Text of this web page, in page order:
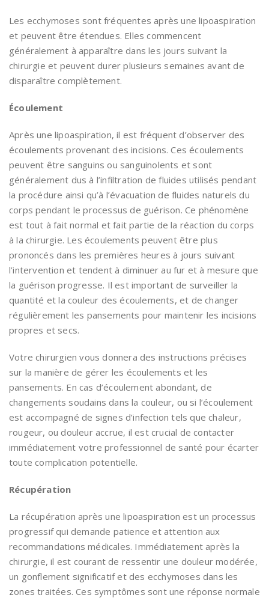
Les ecchymoses sont fréquentes après une lipoaspiration
et peuvent être étendues. Elles commencent
généralement à apparaître dans les jours suivant la
chirurgie et peuvent durer plusieurs semaines avant de
disparaître complètement.
Écoulement
Après une lipoaspiration, il est fréquent d’observer des
écoulements provenant des incisions. Ces écoulements
peuvent être sanguins ou sanguinolents et sont
généralement dus à l’infiltration de fluides utilisés pendant
la procédure ainsi qu’à l’évacuation de fluides naturels du
corps pendant le processus de guérison. Ce phénomène
est tout à fait normal et fait partie de la réaction du corps
à la chirurgie. Les écoulements peuvent être plus
prononcés dans les premières heures à jours suivant
l’intervention et tendent à diminuer au fur et à mesure que
la guérison progresse. Il est important de surveiller la
quantité et la couleur des écoulements, et de changer
régulièrement les pansements pour maintenir les incisions
propres et secs.
Votre chirurgien vous donnera des instructions précises
sur la manière de gérer les écoulements et les
pansements. En cas d’écoulement abondant, de
changements soudains dans la couleur, ou si l’écoulement
est accompagné de signes d’infection tels que chaleur,
rougeur, ou douleur accrue, il est crucial de contacter
immédiatement votre professionnel de santé pour écarter
toute complication potentielle.
Récupération
La récupération après une lipoaspiration est un processus
progressif qui demande patience et attention aux
recommandations médicales. Immédiatement après la
chirurgie, il est courant de ressentir une douleur modérée,
un gonflement significatif et des ecchymoses dans les
zones traitées. Ces symptômes sont une réponse normale